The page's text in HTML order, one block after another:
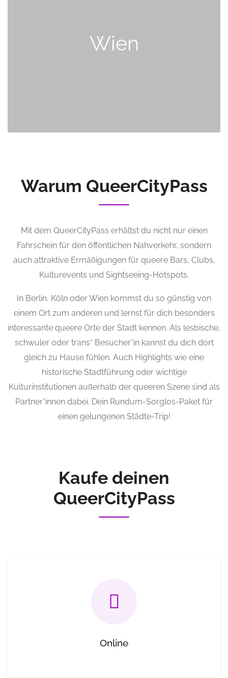
Wien
Warum QueerCityPass
Mit dem QueerCityPass erhältst du nicht nur einen
Fahrschein für den öffentlichen Nahverkehr, sondern
auch attraktive Ermäßigungen für queere Bars, Clubs,
Kulturevents und Sightseeing-Hotspots.
In Berlin, Köln oder Wien kommst du so günstig von
einem Ort zum anderen und lernst für dich besonders
interessante queere Orte der Stadt kennen. Als lesbische,
schwuler oder trans* Besucher*in kannst du dich dort
gleich zu Hause fühlen. Auch Highlights wie eine
historische Stadtführung oder wichtige
Kulturinstitutionen außerhalb der queeren Szene sind als
Partner*innen dabei. Dein Rundum-Sorglos-Paket für
einen gelungenen Städte-Trip!
Kaufe deinen
QueerCityPass
Online